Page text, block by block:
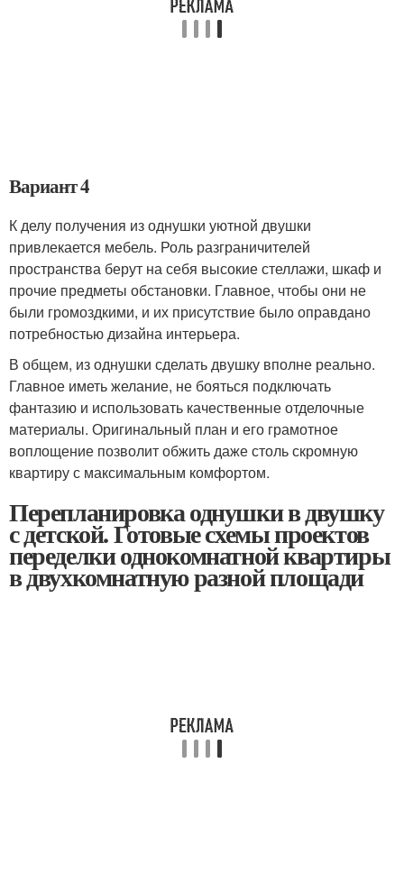
Вариант 4
К делу получения из однушки уютной двушки
привлекается мебель. Роль разграничителей
пространства берут на себя высокие стеллажи, шкаф и
прочие предметы обстановки. Главное, чтобы они не
были громоздкими, и их присутствие было оправдано
потребностью дизайна интерьера.
В общем, из однушки сделать двушку вполне реально.
Главное иметь желание, не бояться подключать
фантазию и использовать качественные отделочные
материалы. Оригинальный план и его грамотное
воплощение позволит обжить даже столь скромную
квартиру с максимальным комфортом.
Перепланировка однушки в двушку
с детской. Готовые схемы проектов
переделки однокомнатной квартиры
в двухкомнатную разной площади